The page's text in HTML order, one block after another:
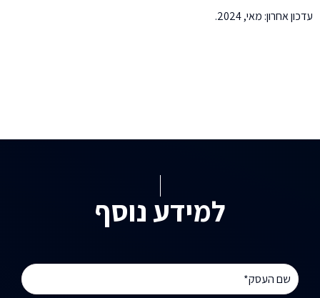
עדכון אחרון: מאי, 2024.
למידע נוסף